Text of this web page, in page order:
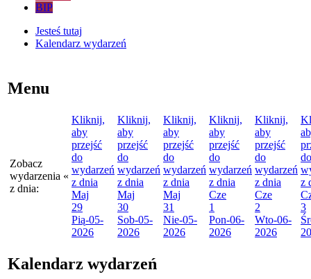
BIP
Jesteś tutaj
Kalendarz wydarzeń
Menu
Zobacz
wydarzenia
z dnia:
«
Kliknij,
aby
przejść
do
wydarzeń
z dnia
Maj
29
Pią-05-
2026
Kliknij,
aby
przejść
do
wydarzeń
z dnia
Maj
30
Sob-05-
2026
Kliknij,
aby
przejść
do
wydarzeń
z dnia
Maj
31
Nie-05-
2026
Kliknij,
aby
przejść
do
wydarzeń
z dnia
Cze
1
Pon-06-
2026
Kliknij,
aby
przejść
do
wydarzeń
z dnia
Cze
2
Wto-06-
2026
do
z
3
Kalendarz wydarzeń